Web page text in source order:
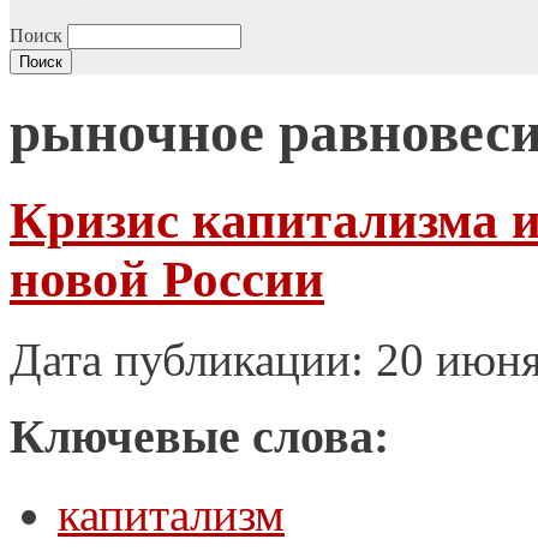
Поиск
рыночное
Кризис капитализма
новой России
Дата публикации: 20
Ключевые слова:
капитализм